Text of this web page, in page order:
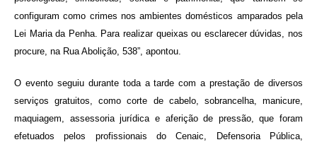
configuram como crimes nos ambientes domésticos amparados pela
Lei Maria da Penha. Para realizar queixas ou esclarecer dúvidas, nos
procure, na Rua Abolição, 538”, apontou.
O evento seguiu durante toda a tarde com a prestação de diversos
serviços gratuitos, como corte de cabelo, sobrancelha, manicure,
maquiagem, assessoria jurídica e aferição de pressão, que foram
efetuados pelos profissionais do Cenaic, Defensoria Pública,